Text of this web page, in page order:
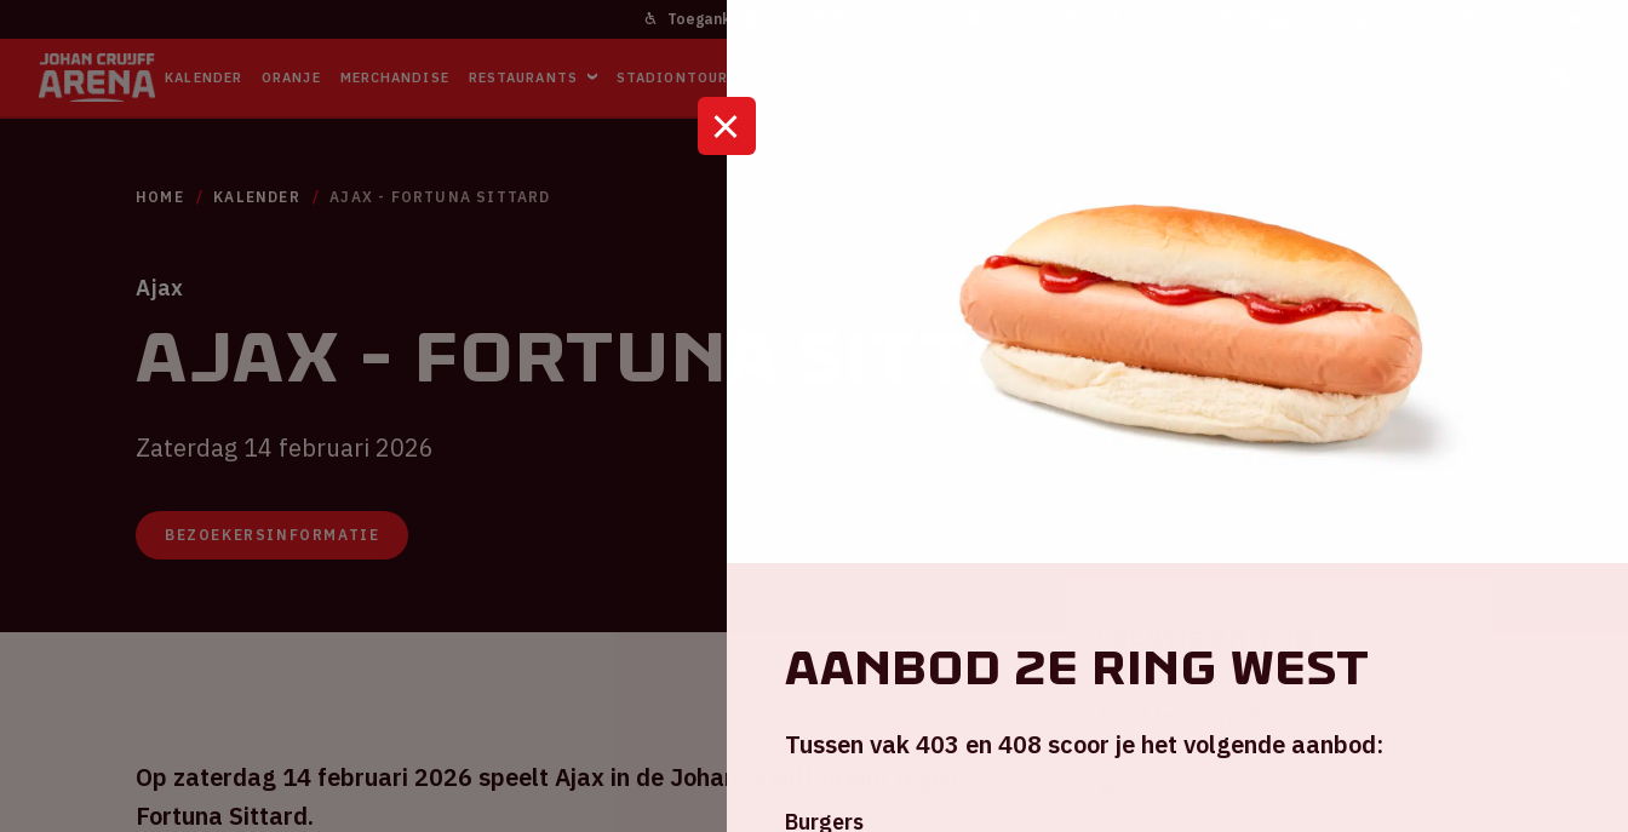
Toegankelijkheid
KALENDER ORANJE MERCHANDISE RESTAURANTS STADIONTOURS
HOME KALENDER AJAX - FORTUNA SITTARD
Ajax
Ajax - Fortuna Sittard
Zaterdag 14 februari 2026
BEZOEKERSINFORMATIE
Op zaterdag 14 februari 2026 speelt Ajax in de Johan Cruijff ArenA tegen
Fortuna Sittard.
Aanbod 2e ring West
Tussen vak 403 en 408 scoor je het volgende aanbod:
Burgers